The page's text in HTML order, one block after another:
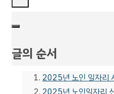
글의 순서
2025년 노인 일자리